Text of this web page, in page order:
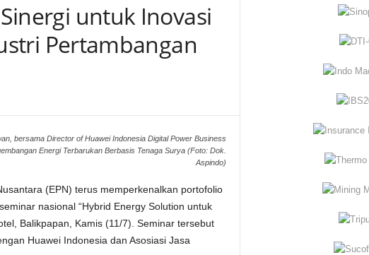
untuk Inovasi
Pertambangan
bersama Director of Huawei Indonesia Digital Power Business
Energi Terbarukan Berbasis Tenaga Surya (Foto: Dok.
Aspindo)
(EPN) terus memperkenalkan portofolio
nasional “Hybrid Energy Solution untuk
Balikpapan, Kamis (11/7). Seminar tersebut
Huawei Indonesia dan Asosiasi Jasa